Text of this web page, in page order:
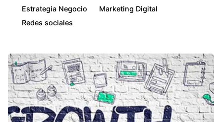
Estrategia Negocio
Marketing Digital
Redes sociales